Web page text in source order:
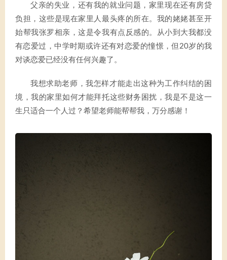
父亲的失业，还有我的就业问题，家里现在还有房贷
负担，这些是现在家里人最头疼的所在。我的姥姥甚至开
始帮我张罗相亲，这是令我有点反感的。从小到大我都没
有恋爱过，中学时期或许还有对恋爱的憧憬，但20岁的我
对谈恋爱已经没有任何兴趣了。
我想求助老师，我怎样才能走出这种为工作纠结的困
境，我的家里如何才能拜托这些财务困扰，我是不是这一
生只适合一个人过？希望老师能帮帮我，万分感谢！